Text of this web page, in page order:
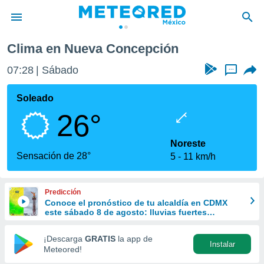
de
ha sido
calidad.
a este
las
y
forma
digital
basada
Clima en Nueva Concepción
07:28 Sábado ...
Soleado
26°
Sensación de 28°
Noreste
5
11 km/h
Predicción
Conoce el pronóstico de tu alcaldía en CDMX
este sábado 8 de agosto: lluvias fuertes
¡Descarga GRATIS la app de
Meteored!
Instalar